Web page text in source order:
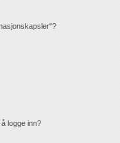
logge inn?